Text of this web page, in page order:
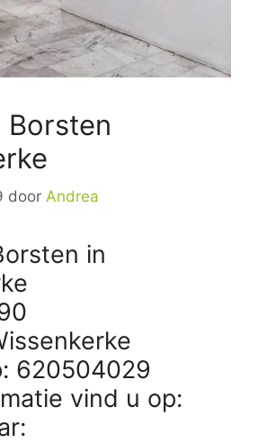
Borsten
door Andrea
in
620504029
vind u op: